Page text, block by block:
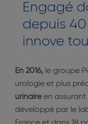
Engagé
depuis 40
innove
En 2016, le groupe
urologie et plus
urinaireen assurant
développé par le